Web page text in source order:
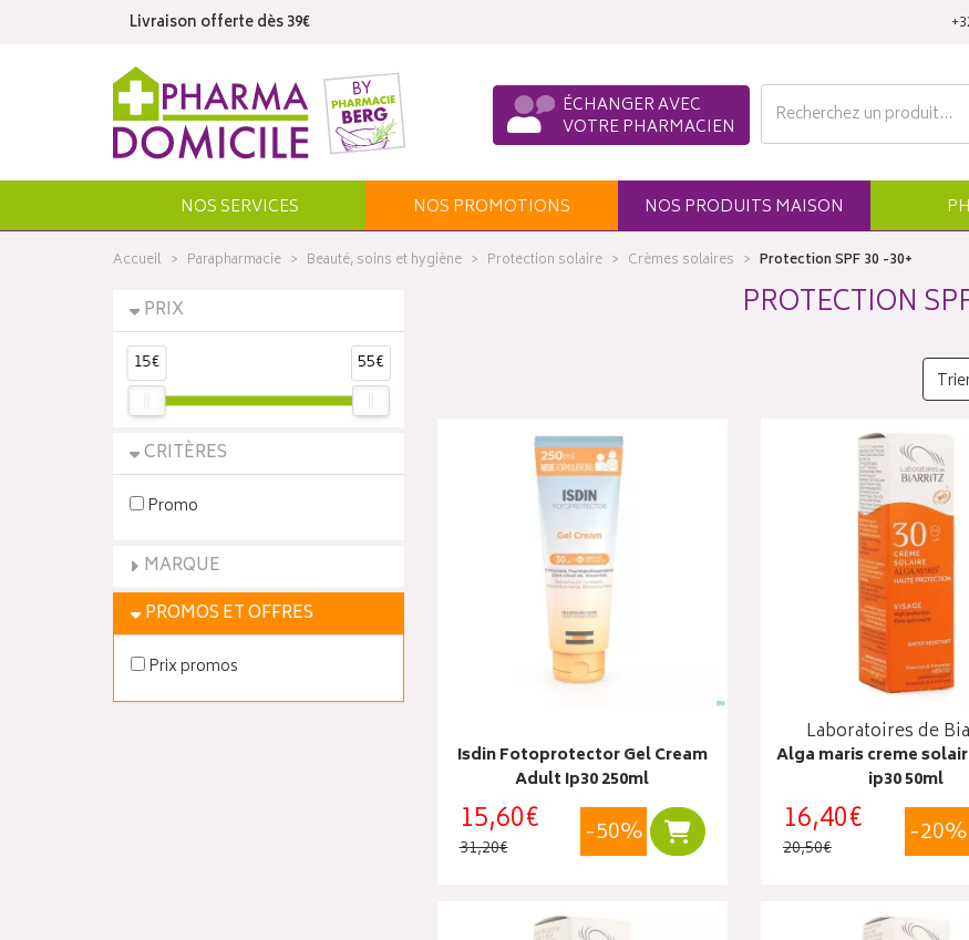
Livraison offerte dès 39€
ÉCHANGER AVEC
VOTRE PHARMACIEN
NOS SERVICES NOS PROMOTIONS NOS PRODUITS MAISON
Accueil Parapharmacie Beauté, soins et hygiène Protection solaire Crèmes solaires Protection SPF 30 -30+
PRIX
15€ 55€
CRITÈRES
Promo
MARQUE
PROMOS ET OFFRES
Prix promos
PROTECTION
Isdin Fotoprotector Gel Cream
Adult Ip30 250ml
15,60€
31,20€ -50% Ajouter au panier
Laboratoires de
Alga maris creme
ip30 50ml
16,40€
20,50€ -20%